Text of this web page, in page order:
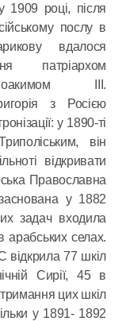
році, після
послу в
вдалося
патріархом
ІІІ.
з Росією
у 1890-ті
він
відкривати
Православна
у 1882
задач входила
арабських селах.
відкрила 77 шкіл
Сирії, 45 в
цих шкіл
у 1891- 1892